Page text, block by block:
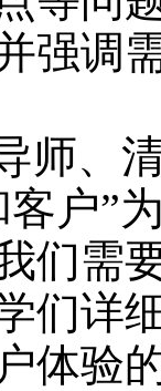
强调
师、
户”
们需
们详
体验